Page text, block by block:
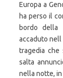
Europa a
ha perso il
bordo della
accaduto nell
tragedia che
salta
nella notte, in